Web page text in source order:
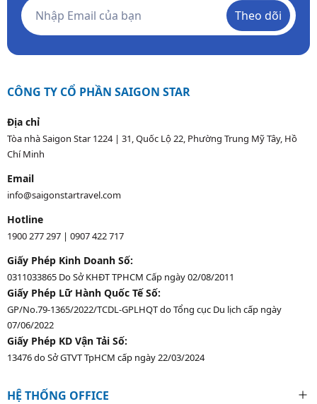
Theo dõi
CÔNG TY CỔ PHẦN SAIGON STAR
Địa chỉ
Tòa nhà Saigon Star 1224 | 31, Quốc Lộ 22, Phường Trung Mỹ Tây, Hồ
Chí Minh
Email
info@saigonstartravel.com
Hotline
1900 277 297 | 0907 422 717
Giấy Phép Kinh Doanh Số:
0311033865 Do Sở KHĐT TPHCM Cấp ngày 02/08/2011
Giấy Phép Lữ Hành Quốc Tế Số:
GP/No.79-1365/2022/TCDL-GPLHQT do Tổng cục Du lịch cấp ngày
07/06/2022
Giấy Phép KD Vận Tải Số:
13476 do Sở GTVT TpHCM cấp ngày 22/03/2024
HỆ THỐNG OFFICE